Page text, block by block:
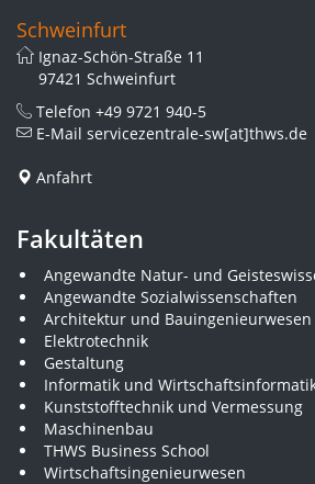
Schweinfurt
Ignaz-Schön-Straße 11
97421 Schweinfurt
Telefon +49 9721 940-5
E-Mail servicezentrale-sw[at]thws.de
Anfahrt
Fakultäten
Angewandte Natur- und
Angewandte Sozialwissenschaften
Architektur und Bauingenieurwesen
Elektrotechnik
Gestaltung
Informatik und
Kunststofftechnik und Vermessung
Maschinenbau
THWS Business School
Wirtschaftsingenieurwesen